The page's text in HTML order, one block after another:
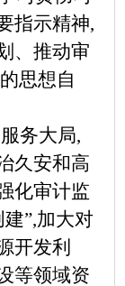
指示精神,
、推动审
思想自
务大局,
久安和高
化审计监
建”,加大对
开发利
等领域资